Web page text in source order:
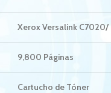
Xerox Versalink C7020/
9,800 Páginas
Cartucho de Tóner